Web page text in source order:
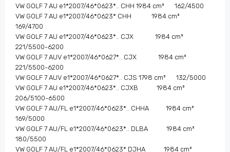
VW GOLF 7 AU e1*2007/46*0623*.. CHH 1984 cm³ 162/4500
VW GOLF 7 AU e1*2007/46*0623* CHH 1984 cm³
169/4700
VW GOLF 7 AU e1*2007/46*0623*.. CJX 1984 cm³
221/5500-6200
VW GOLF 7 AUV e1*2007/46*0627*.. CJX 1984 cm³
221/5500-6200
VW GOLF 7 AUV e1*2007/46*0627*.. CJS 1798 cm³ 132/5000
VW GOLF 7 AU e1*2007/46*0623*.. CJXB 1984 cm³
206/5100-6500
VW GOLF 7 AU/FL e1*2007/46*0623*.. CHHA 1984 cm³
169/5000
VW GOLF 7 AU/FL e1*2007/46*0623*.. DLBA 1984 cm³
180/5500
VW GOLF 7 AU/FL e1*2007/46*0623* DJHA 1984 cm³